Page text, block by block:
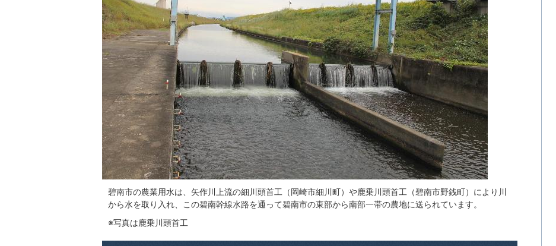
碧南市の農業用水は、矢作川上流の細川頭首工（岡崎市細川町）や鹿乗川頭首工（碧南市野銭町）により川
から水を取り入れ、この碧南幹線水路を通って碧南市の東部から南部一帯の農地に送られています。
※写真は鹿乗川頭首工